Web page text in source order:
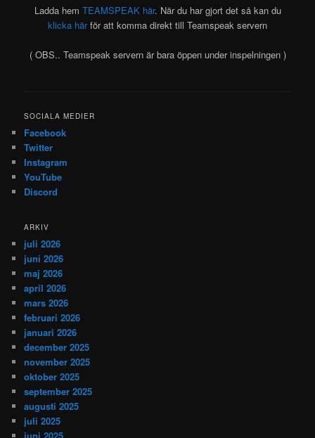
Ladda hem TEAMSPEAK här. När du har gjort det så kan du
klicka härför att komma direkt till Teamspeak servern
( OBS.. Teamspeak servern är bara öppen under inspelningen )
SOCIALA MEDIER
Facebook
Twitter
Instagram
YouTube
Discord
ARKIV
juli 2026
juni 2026
maj 2026
april 2026
mars 2026
februari 2026
januari 2026
december 2025
november 2025
oktober 2025
september 2025
augusti 2025
juli 2025
juni 2025